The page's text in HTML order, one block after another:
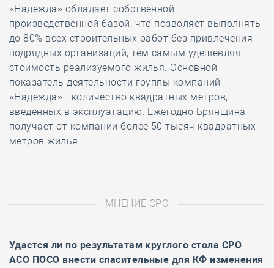
«Надежда» обладает собственной
производственной базой, что позволяет выполнять
до 80% всех строительных работ без привлечения
подрядных организаций, тем самым удешевляя
стоимость реализуемого жилья. Основной
показатель деятельности группы компаний
«Надежда» - количество квадратных метров,
введенных в эксплуатацию. Ежегодно Брянщина
получает от компании более 50 тысяч квадратных
метров жилья.
МНЕНИЕ СРО
Удастся ли по результатам круглого стола СРО
АСО ПОСО внести спасительные для КФ изменения